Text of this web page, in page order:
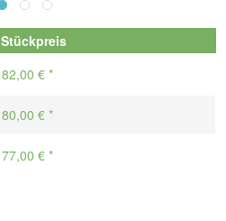
Stückpreis
82,00 € *
80,00 € *
77,00 € *